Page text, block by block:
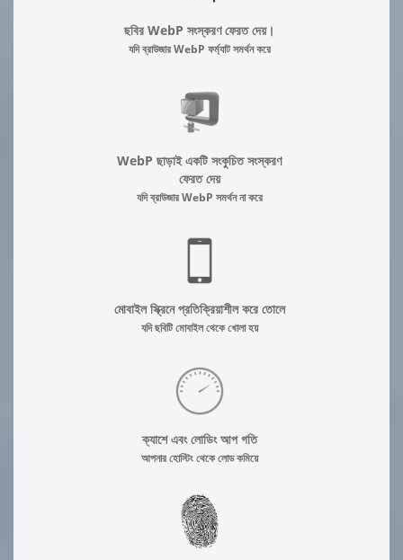
ছবির WebP সংস্করণ ফেরত দেয়।
যদি ব্রাউজার WebP ফর্ম্যাট সমর্থন করে
WebP ছাড়াই একটি সংকুচিত সংস্করণ
ফেরত দেয়
যদি ব্রাউজার WebP সমর্থন না করে
মোবাইল স্ক্রিনে প্রতিক্রিয়াশীল করে তোলে
যদি ছবিটি মোবাইল থেকে খোলা হয়
ক্যাশে এবং লোডিং আপ গতি
আপনার হোস্টিং থেকে লোড কমিয়ে